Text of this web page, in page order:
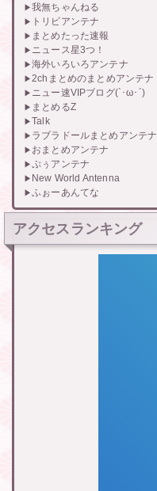
我無ちゃんねる
トリビアンテナ
まとめたった速報
ニュース星3つ！
海外いろいろアンテナ
2chまとめのまとめアンテナ
ニュー速VIPブログ(`･ω･´)
まとめるZ
Talk
ラブラドールまとめアンテナ
おまとめアンテナ
ぷぅアンテナ
New World Antenna
ふぉーあんてな
アクセスランキング